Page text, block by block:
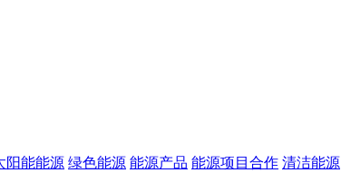
阳能能源 绿色能源 能源产品 能源项目合作 清洁能源